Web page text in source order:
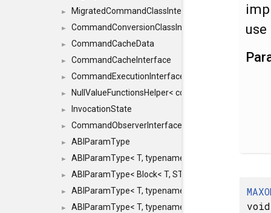
► MigratedCommandClassInterface
► CommandConversionClassInterface
► CommandCacheData
► CommandCacheInterface
► CommandExecutionInterface
► NullValueFunctionsHelper< const Result<
► InvocationState
► CommandObserverInterface
► ABIParamType
► ABIParamType< T, typename std::enable_if<
► ABIParamType< Block< T, STRIDED, MOVE > >
► ABIParamType< T, typename std::enable_if<
► ABIParamType< T, typename std::enable_if<
void